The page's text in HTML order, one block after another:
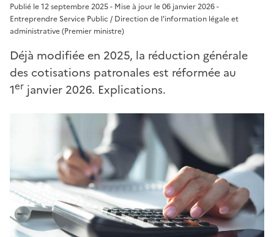
Publié le 12 septembre 2025 - Mise à jour le 06 janvier 2026 -
Entreprendre Service Public / Direction de l'information légale et
administrative (Premier ministre)
Déjà modifiée en 2025, la réduction générale
des cotisations patronales est réformée au
1er janvier 2026. Explications.